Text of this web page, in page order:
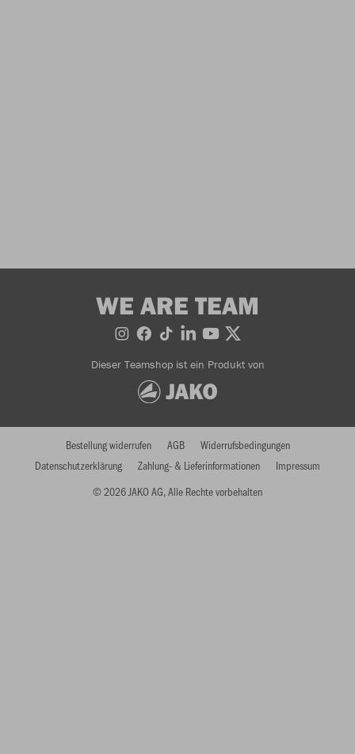
WE ARE TEAM
Dieser Teamshop ist ein Produkt von
© 2026 JAKO AG, Alle Rechte vorbehalten
Bestellung widerrufen AGB
Widerrufsbedingungen
Datenschutzerklärung
Zahlung- & Lieferinformationen Impressum